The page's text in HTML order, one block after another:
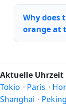
Why does
orange at
Aktuelle Uhrzeit
Tokio · Paris ·
Shanghai · Peking